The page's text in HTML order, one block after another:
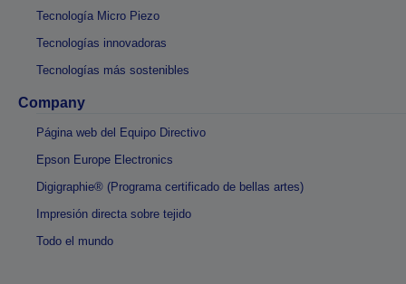
Tecnología Micro Piezo
Tecnologías innovadoras
Tecnologías más sostenibles
Company
Página web del Equipo Directivo
Epson Europe Electronics
Digigraphie® (Programa certificado de bellas artes)
Impresión directa sobre tejido
Todo el mundo